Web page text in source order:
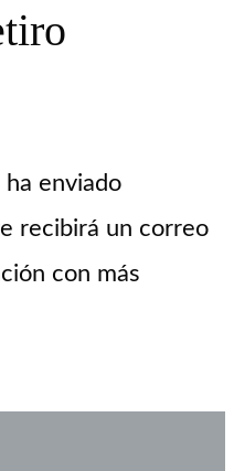
enviado
recibirá un correo
con más